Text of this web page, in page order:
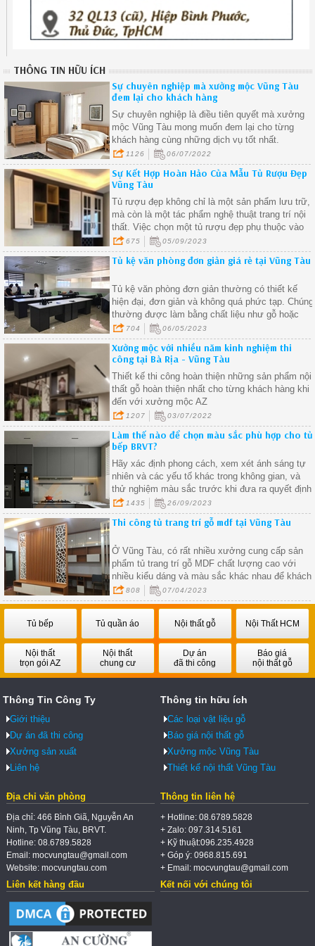
THÔNG TIN HỮU ÍCH
Sự chuyên nghiệp mà xưởng mộc Vũng Tàu
đem lại cho khách hàng
Sự chuyên nghiệp là điều tiên quyết mà xưởng
mộc Vũng Tàu mong muốn đem lại cho từng
khách hàng cùng những dịch vụ tốt nhất.
1126 06/07/2022
Sự Kết Hợp Hoàn Hảo Của Mẫu Tủ Rượu Đẹp
Vũng Tàu
Tủ rượu đẹp không chỉ là một sản phẩm lưu trữ,
mà còn là một tác phẩm nghệ thuật trang trí nội
thất. Việc chọn một tủ rượu đẹp phụ thuộc vào
nhu cầu của bạn về lưu trữ và phong cách trang
trí.
675 05/09/2023
Tủ kệ văn phòng đơn giản giá rẻ tại Vũng Tàu
Tủ kệ văn phòng đơn giản thường có thiết kế
hiện đại, đơn giản và không quá phức tạp. Chúng
thường được làm bằng chất liệu như gỗ hoặc
thép, với màu sắc trang nhã và tinh tế
704 06/05/2023
Xưởng mộc với nhiều năm kinh nghiệm thi
công tại Bà Rịa - Vũng Tàu
Thiết kế thi công hoàn thiện những sản phẩm nội
thất gỗ hoàn thiện nhất cho từng khách hàng khi
đến với xưởng mộc AZ
1207 03/07/2022
Làm thế nào để chọn màu sắc phù hợp cho tủ
bếp BRVT?
Hãy xác định phong cách, xem xét ánh sáng tự
nhiên và các yếu tố khác trong không gian, và
thử nghiệm màu sắc trước khi đưa ra quyết định
cuối cùng.
1435 26/09/2023
Thi công tủ trang trí gỗ mdf tại Vũng Tàu
Ở Vũng Tàu, có rất nhiều xưởng cung cấp sản
phẩm tủ trang trí gỗ MDF chất lượng cao với
nhiều kiểu dáng và màu sắc khác nhau để khách
hàng lựa chọn
808 07/04/2023
Tủ bếp Tủ quần áo Nội thất gỗ Nội Thất HCM
Nội thất
trọn gói AZ
Nội thất
chung cư
Dự án
đã thi công
Báo giá
nội thất gỗ
Thông Tin Công Ty
Giới thiệu
Dự án đã thi công
Xưởng sản xuất
Liên hệ
Thông tin hữu ích
Các loại vật liệu gỗ
Báo giá nội thất gỗ
Xưởng mộc Vũng Tàu
Thiết kế nội thất Vũng Tàu
Địa chỉ văn phòng
Địa chỉ: 466 Bình Giã, Nguyễn An
Ninh, Tp Vũng Tàu, BRVT.
Hotline: 08.6789.5828
Email: mocvungtau@gmail.com
Website: mocvungtau.com
Thông tin liên hệ
+ Hotline: 08.6789.5828
+ Zalo: 097.314.5161
+ Kỹ thuật:096.235.4928
+ Góp ý: 0968.815.691
+ Email: mocvungtau@gmail.com
Liên kết hàng đầu Kết nối với chúng tôi